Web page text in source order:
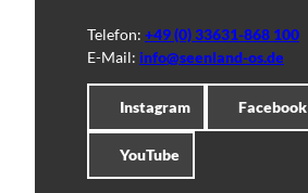
Telefon: +49 (0) 33631-868 100
E-Mail: info@seenland-os.de
Instagram Facebook
YouTube